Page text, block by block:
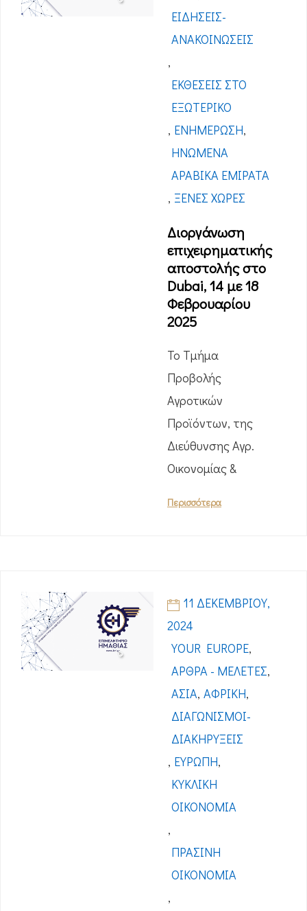
ΕΙΔΉΣΕΙΣ-
ΑΝΑΚΟΙΝΏΣΕΙΣ
,
ΕΚΘΈΣΕΙΣ ΣΤΟ
ΕΞΩΤΕΡΙΚΌ
, ΕΝΗΜΈΡΩΣΗ,
ΗΝΩΜΈΝΑ
ΑΡΑΒΙΚΆ ΕΜΙΡΆΤΑ
, ΞΈΝΕΣ ΧΏΡΕΣ
Διοργάνωση
επιχειρηματικής
αποστολής στο
Dubai, 14 με 18
Φεβρουαρίου
2025
Το Τμήμα
Προβολής
Αγροτικών
Προϊόντων, της
Διεύθυνσης Αγρ.
Οικονομίας &
Περισσότερα
11 ΔΕΚΕΜΒΡΊΟΥ,
2024
YOUR EUROPE,
ΆΡΘΡΑ - ΜΕΛΈΤΕΣ,
ΑΣΊΑ, ΑΦΡΙΚΉ,
ΔΙΑΓΩΝΙΣΜΟΊ-
ΔΙΑΚΗΡΎΞΕΙΣ
, ΕΥΡΏΠΗ,
ΚΥΚΛΙΚΉ
ΟΙΚΟΝΟΜΊΑ
,
ΠΡΆΣΙΝΗ
ΟΙΚΟΝΟΜΊΑ
,